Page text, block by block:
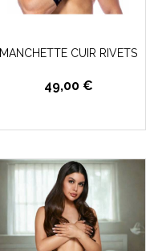
MANCHETTE CUIR RIVETS
49,00 €